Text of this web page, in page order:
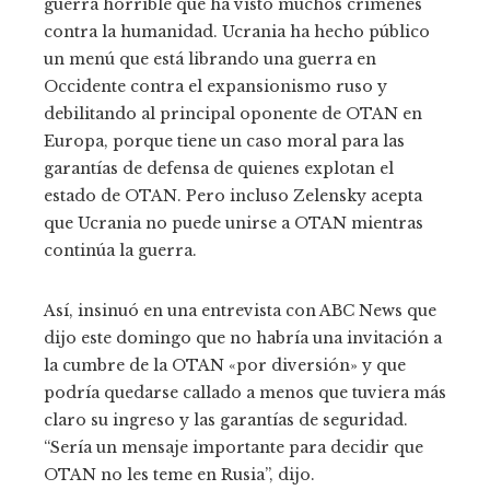
guerra horrible que ha visto muchos crímenes
contra la humanidad. Ucrania ha hecho público
un menú que está librando una guerra en
Occidente contra el expansionismo ruso y
debilitando al principal oponente de OTAN en
Europa, porque tiene un caso moral para las
garantías de defensa de quienes explotan el
estado de OTAN. Pero incluso Zelensky acepta
que Ucrania no puede unirse a OTAN mientras
continúa la guerra.
Así, insinuó en una entrevista con ABC News que
dijo este domingo que no habría una invitación a
la cumbre de la OTAN «por diversión» y que
podría quedarse callado a menos que tuviera más
claro su ingreso y las garantías de seguridad.
“Sería un mensaje importante para decidir que
OTAN no les teme en Rusia”, dijo.